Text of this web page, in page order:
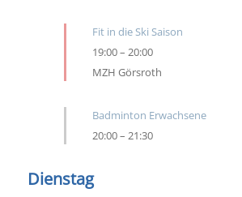
Fit in die Ski Saison
19:00– 20:00
MZH Görsroth
Badminton Erwachsene
20:00– 21:30
Dienstag